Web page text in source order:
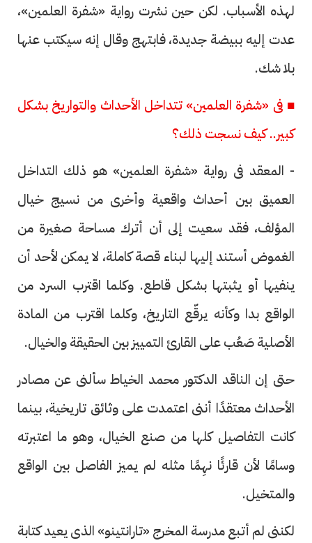
لهذه الأسباب. لكن حين نشرت رواية «شفرة العلمين»،
عدت إليه ببيضة جديدة، فابتهج وقال إنه سيكتب عنها
بلا شك.
■ فى «شفرة العلمين» تتداخل الأحداث والتواريخ بشكل
كبير.. كيف نسجت ذلك؟
- المعقد فى رواية «شفرة العلمين» هو ذلك التداخل
العميق بين أحداث واقعية وأخرى من نسيج خيال
المؤلف، فقد سعيت إلى أن أترك مساحة صغيرة من
الغموض أستند إليها لبناء قصة كاملة، لا يمكن لأحد أن
ينفيها أو يثبتها بشكل قاطع. وكلما اقترب السرد من
الواقع بدا وكأنه يرقّع التاريخ، وكلما اقترب من المادة
الأصلية صَعُب على القارئ التمييز بين الحقيقة والخيال.
حتى إن الناقد الدكتور محمد الخياط سألنى عن مصادر
الأحداث معتقدًا أننى اعتمدت على وثائق تاريخية، بينما
كانت التفاصيل كلها من صنع الخيال، وهو ما اعتبرته
وسامًا لأن قارئًا نهِمًا مثله لم يميز الفاصل بين الواقع
والمتخيل.
لكننى لم أتبع مدرسة المخرج «تارانتينو» الذى يعيد كتابة